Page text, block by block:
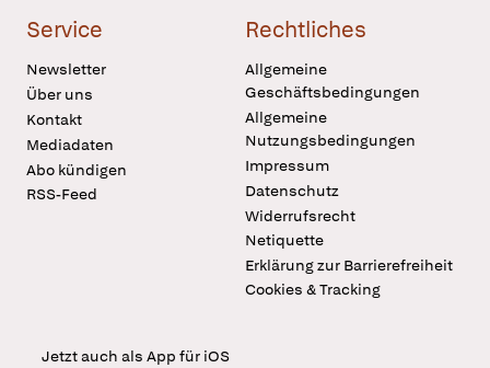
Service
Newsletter
Über uns
Kontakt
Mediadaten
Abo kündigen
RSS-Feed
Rechtliches
Allgemeine
Geschäftsbedingungen
Allgemeine
Nutzungsbedingungen
Impressum
Datenschutz
Widerrufsrecht
Netiquette
Erklärung zur Barrierefreiheit
Cookies & Tracking
Jetzt auch als App für iOS